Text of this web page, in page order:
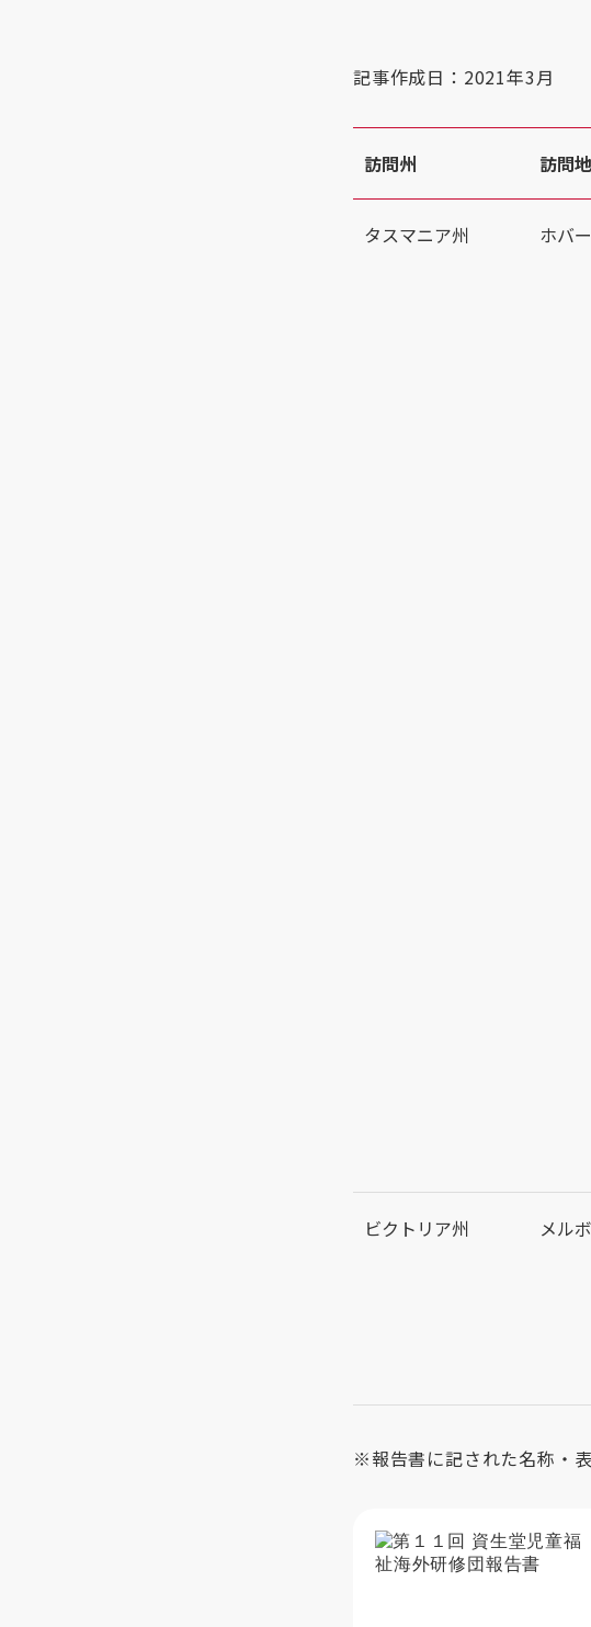
記事作成日：2021年3月
訪問州 訪問地
タスマニア州 ホバ
ビクトリア州 メル
※報告書に記された名称・